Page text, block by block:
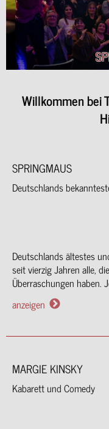
Willkommen bei
SPRINGMAUS
Deutschlands
Deutschlands ältestes
seit vierzig Jahren alle,
Überraschungen haben.
anzeigen
MARGIE KINSKY
Kabarett und Comedy